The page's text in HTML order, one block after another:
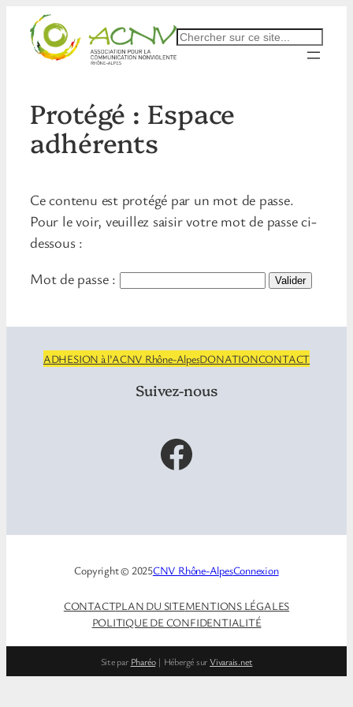
contenu
Rechercher
Protégé : Espace
adhérents
Ce contenu est protégé par un mot de passe.
Pour le voir, veuillez saisir votre mot de passe ci-
dessous :
Mot de passe :
ADHESION à l’ACNV Rhône-AlpesDONATIONCONTACT
Suivez-nous
Facebook
Copyright © 2025CNV Rhône-AlpesConnexion
CONTACTPLAN DU SITEMENTIONS LÉGALES
POLITIQUE DE CONFIDENTIALITÉ
Site par Pharéo| Hébergé surVivarais.net